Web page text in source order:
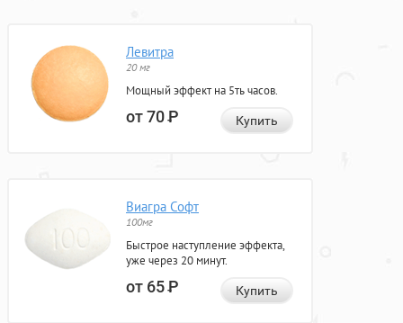
Левитра
20 мг
Мощный эффект на 5ть часов.
от 70Р Купить
Виагра Софт
100мг
Быстрое наступление эффекта,
уже через 20 минут.
от 65Р Купить